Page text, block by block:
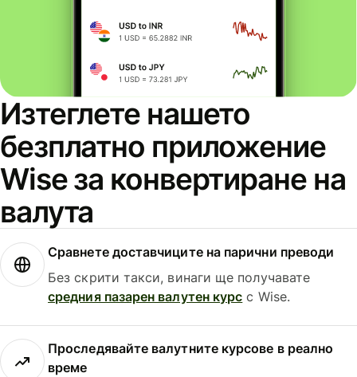
Изтеглете нашето
безплатно приложение
Wise за конвертиране на
валута
Сравнете доставчиците на парични преводи
Без скрити такси, винаги ще получавате
средния пазарен валутен курс с Wise.
Проследявайте валутните курсове в реално
време